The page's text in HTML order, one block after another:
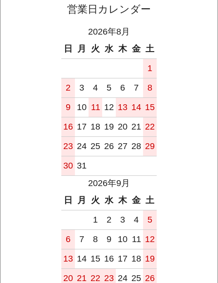
営業日カレンダー
2026年8月
日
月 火 水 木 金 土
1
2
3 4 5 6 7
8
9
10 11 12 13 14 15
16 17 18 19 20 21 22
23 24 25 26 27 28 29
30 31
2026年9月
日
月 火 水 木 金 土
1
2 3 4
5
6
7 8 9 10 11 12
13 14 15 16 17 18 19
20 21 22 23 24 25 26